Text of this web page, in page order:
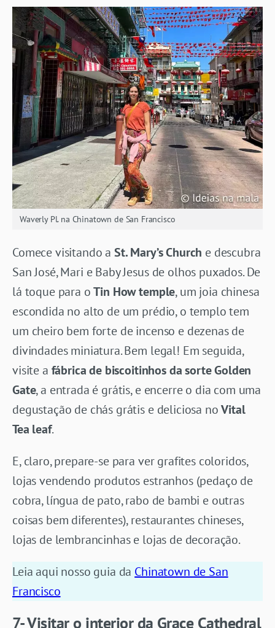
Waverly Pl. na Chinatown de San Francisco
Comece visitando a St. Mary’s Church e descubra
San José, Mari e Baby Jesus de olhos puxados. De
lá toque para oTin How temple, um joia chinesa
escondida no alto de um prédio, o templo tem
um cheiro bem forte de incenso e dezenas de
divindades miniatura. Bem legal! Em seguida,
visite a fábrica de biscoitinhos da sorte Golden
Gate, a entrada é grátis, e encerre o dia com uma
degustação de chás grátis e deliciosa noVital
Tea leaf.
E, claro, prepare-se para ver grafites coloridos,
lojas vendendo produtos estranhos (pedaço de
cobra, língua de pato, rabo de bambi e outras
coisas bem diferentes), restaurantes chineses,
lojas de lembrancinhas e lojas de decoração.
Leia aqui nosso guia da Chinatown de San
Francisco
7- Visitar o interior da Grace Cathedral